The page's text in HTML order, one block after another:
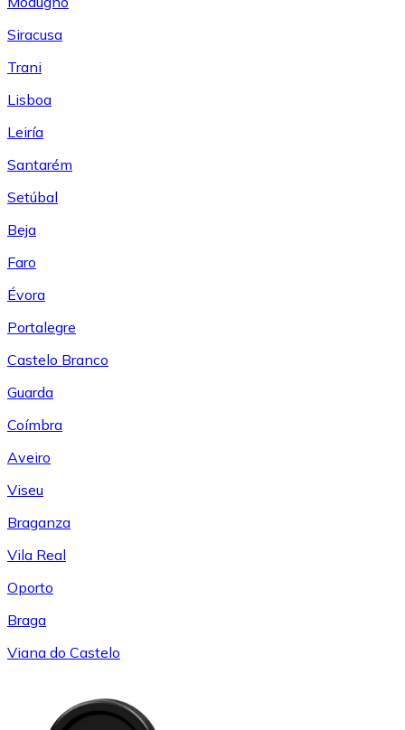
Siracusa
Trani
Lisboa
Leiría
Santarém
Setúbal
Beja
Faro
Évora
Portalegre
Castelo Branco
Guarda
Coímbra
Aveiro
Viseu
Braganza
Vila Real
Oporto
Braga
Viana do Castelo